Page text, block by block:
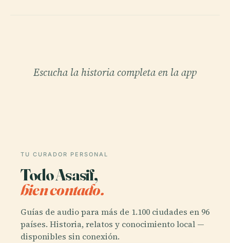
Escucha la historia completa en la app
TU CURADOR PERSONAL
Todo Asasif,
bien contado.
Guías de audio para más de 1.100 ciudades en 96
países. Historia, relatos y conocimiento local —
disponibles sin conexión.